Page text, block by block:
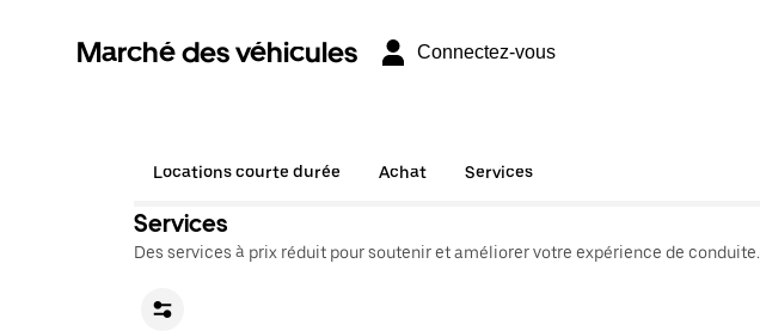
Marché des véhicules Connectez-vous
Locations courte durée Achat Services
Services
Des services à prix réduit pour soutenir et améliorer votre expérience de conduite.